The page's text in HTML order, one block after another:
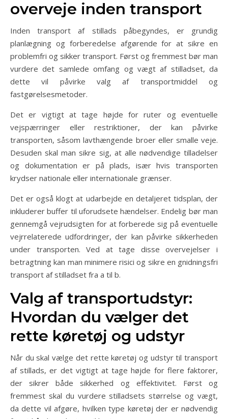
overveje inden transport
Inden transport af stillads påbegyndes, er grundig
planlægning og forberedelse afgørende for at sikre en
problemfri og sikker transport. Først og fremmest bør man
vurdere det samlede omfang og vægt af stilladset, da
dette vil påvirke valg af transportmiddel og
fastgørelsesmetoder.
Det er vigtigt at tage højde for ruter og eventuelle
vejspærringer eller restriktioner, der kan påvirke
transporten, såsom lavthængende broer eller smalle veje.
Desuden skal man sikre sig, at alle nødvendige tilladelser
og dokumentation er på plads, især hvis transporten
krydser nationale eller internationale grænser.
Det er også klogt at udarbejde en detaljeret tidsplan, der
inkluderer buffer til uforudsete hændelser. Endelig bør man
gennemgå vejrudsigten for at forberede sig på eventuelle
vejrrelaterede udfordringer, der kan påvirke sikkerheden
under transporten. Ved at tage disse overvejelser i
betragtning kan man minimere risici og sikre en gnidningsfri
transport af stilladset fra a til b.
Valg af transportudstyr:
Hvordan du vælger det
rette køretøj og udstyr
Når du skal vælge det rette køretøj og udstyr til transport
af stillads, er det vigtigt at tage højde for flere faktorer,
der sikrer både sikkerhed og effektivitet. Først og
fremmest skal du vurdere stilladsets størrelse og vægt,
da dette vil afgøre, hvilken type køretøj der er nødvendig